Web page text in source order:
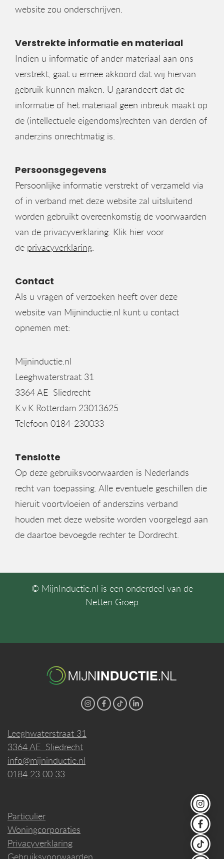
website zou onderschrijven.
Verstrekte informatie en materiaal
Indien u informatie of ander materiaal aan ons
verstrekt, gaat u ermee akkoord dat wij hiervan
gebruik kunnen maken. U garandeert dat de
informatie of het materiaal geen inbreuk maakt op
de (intellectuele eigendoms)rechten van derden of
anderzins onrechtmatig is.
Persoonsgegevens
Persoonlijke informatie verstrekt of verzameld via
of in verband met deze website zal uitsluitend
worden gebruikt overeenkomstig de voorwaarden
van de privacyverklaring. Klik hier voor
de privacyverklaring.
Contact
Als u vragen of verzoeken heeft over deze
website van Mijninductie.nl kunt u contact
opnemen met:
Mijninductie.nl
Leeghwaterstraat 31
3364 AE Sliedrecht
K.v.K Rotterdam 23013625
Telefoon 0184-230033
Tenslotte
Op deze gebruiksvoorwaarden is Nederlands
recht van toepassing. Alle eventuele geschillen die
hieruit voortvloeien of anderszins verband
houden met deze website worden voorgelegd aan
de daartoe bevoegde rechter te Dordrecht.
© MijnInductie.nl is een onderdeel van de
Netten Groep
Leeghwaterstraat 31
3364 AE Sliedrecht
info@mijninductie.nl
0184 23 00 33
Particulier
Woningcorporaties
Privacyverklaring
Gebruiksvoorwaarden